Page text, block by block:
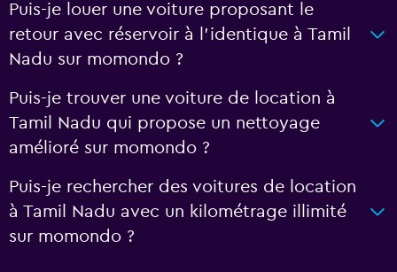
Puis-je louer une voiture proposant le
retour avec réservoir à l’identique à Tamil
Nadu sur momondo ?
Puis-je trouver une voiture de location à
Tamil Nadu qui propose un nettoyage
amélioré sur momondo ?
Puis-je rechercher des voitures de location
à Tamil Nadu avec un kilométrage illimité
sur momondo ?